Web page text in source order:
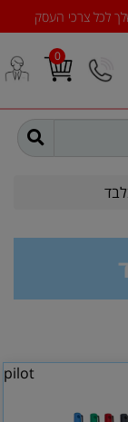
לכל צרכי העסק
0
pilot